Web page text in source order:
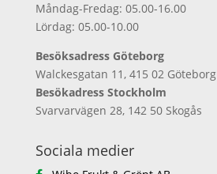
Måndag-Fredag: 05.00-16.00
Lördag: 05.00-10.00
Besöksadress Göteborg
Walckesgatan 11, 415 02 Göteborg
Besökadress Stockholm
Svarvarvägen 28, 142 50 Skogås
Sociala medier